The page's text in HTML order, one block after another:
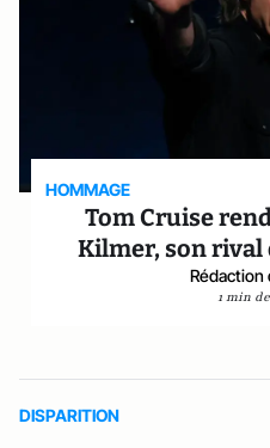
HOMMAGE
Tom Cruise
Kilmer, son rival
Rédaction
1 min
DISPARITION